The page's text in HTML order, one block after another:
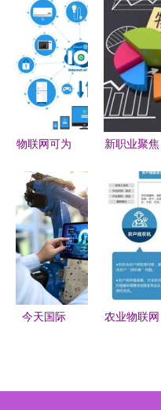
据采集助力
打造智能工
厂标杆
企业 联合
物业25载深
耕与物联网
技术服务的
创新实践
物联网可为
户售后体验
之战
新职业聚焦
服务，超越
电子竞技员
的行业风口
今天国际
农业物联网